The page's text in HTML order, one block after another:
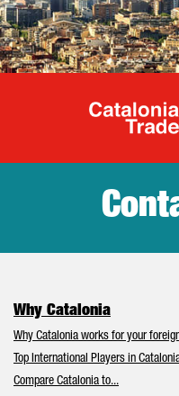
Why Catalonia
Why Catalonia works for your
Top International Players in
Compare Catalonia to...